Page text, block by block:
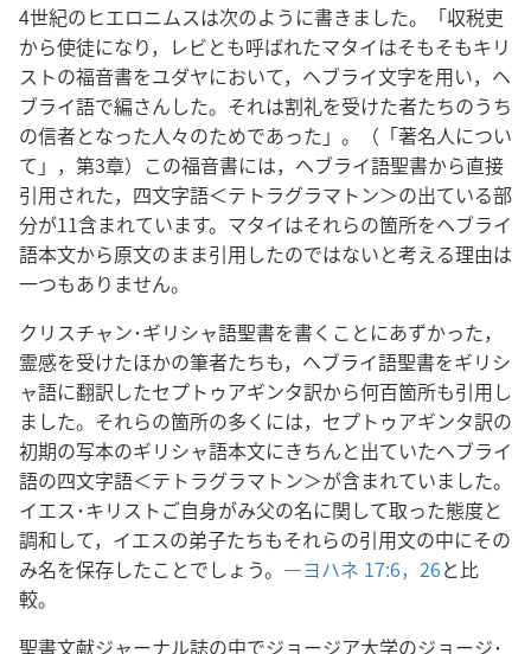
4世紀のヒエロニムスは次のように書きました。「収税吏
から使徒になり，レビとも呼ばれたマタイはそもそもキリ
ストの福音書をユダヤにおいて，ヘブライ文字を用い，ヘ
ブライ語で編さんした。それは割礼を受けた者たちのうち
の信者となった人々のためであった」。（「著名人につい
て」，第3章）この福音書には，ヘブライ語聖書から直接
引用された，四文字語＜テトラグラマトン＞の出ている部
分が11含まれています。マタイはそれらの箇所をヘブライ
語本文から原文のまま引用したのではないと考える理由は
一つもありません。
クリスチャン･ギリシャ語聖書を書くことにあずかった，
霊感を受けたほかの筆者たちも，ヘブライ語聖書をギリシ
ャ語に翻訳したセプトゥアギンタ訳から何百箇所も引用し
ました。それらの箇所の多くには，セプトゥアギンタ訳の
初期の写本のギリシャ語本文にきちんと出ていたヘブライ
語の四文字語＜テトラグラマトン＞が含まれていました。
イエス･キリストご自身がみ父の名に関して取った態度と
調和して，イエスの弟子たちもそれらの引用文の中にその
み名を保存したことでしょう。―ヨハネ 17:6， 26と比
較。
聖書文献ジャーナル誌の中でジョージア大学のジョージ･